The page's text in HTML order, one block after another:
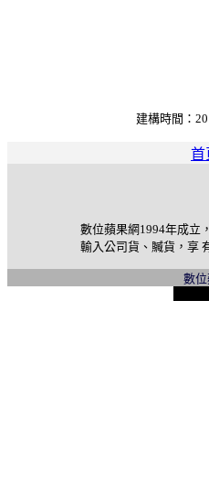
建構時間：
首
數位蘋果網1994年成立
輸入公司貨、贓貨，享
數